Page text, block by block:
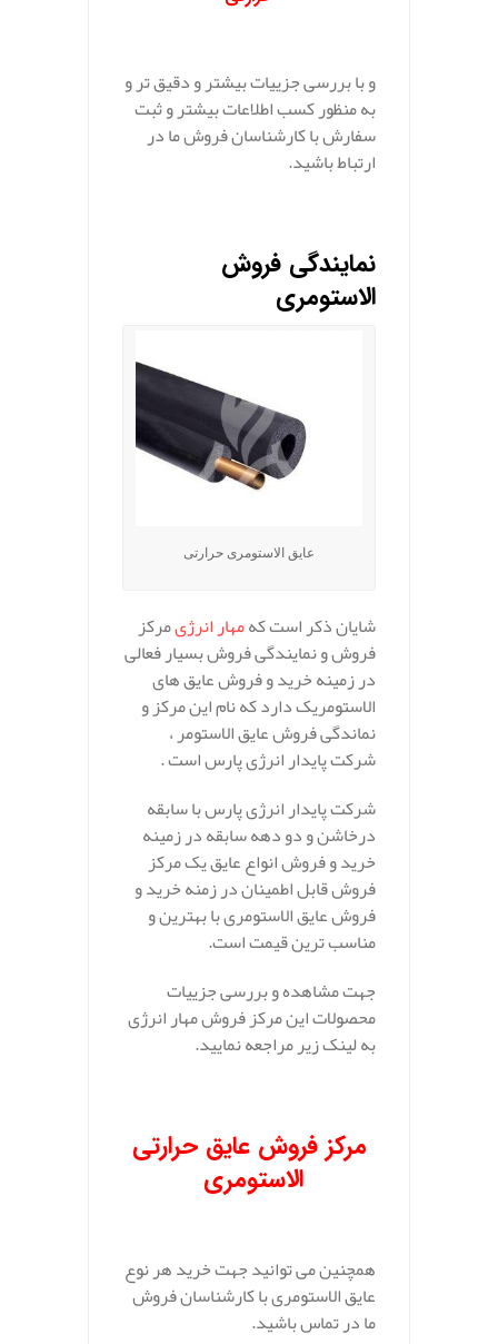
و با بررسی جزییات بیشتر و دقیق تر و
به منظور کسب اطلاعات بیشتر و ثبت
سفارش با کارشناسان فروش ما در
ارتباط باشید.
نمایندگی فروش
الاستومری
عایق الاستومری حرارتی
شایان ذکر است کهمهار انرژیمرکز
فروش و نمایندگی فروش بسیار فعالی
در زمینه خرید و فروش عایق های
الاستومریک دارد که نام این مرکز و
نماندگی فروش عایق الاستومر ،
شرکت پایدار انرژی پارس است .
شرکت پایدار انرژی پارس با سابقه
درخاشن و دو دهه سابقه در زمینه
خرید و فروش انواع عایق یک مرکز
فروش قابل اطمینان در زمنه خرید و
فروش عایق الاستومری با بهترین و
مناسب ترین قیمت است.
جهت مشاهده و بررسی جزییات
محصولات این مرکز فروش مهار انرژی
به لینک زیر مراجعه نمایید.
مرکز فروش عایق حرارتی
الاستومری
همچنین می توانید جهت خرید هر نوع
عایق الاستومری با کارشناسان فروش
ما در تماس باشید.